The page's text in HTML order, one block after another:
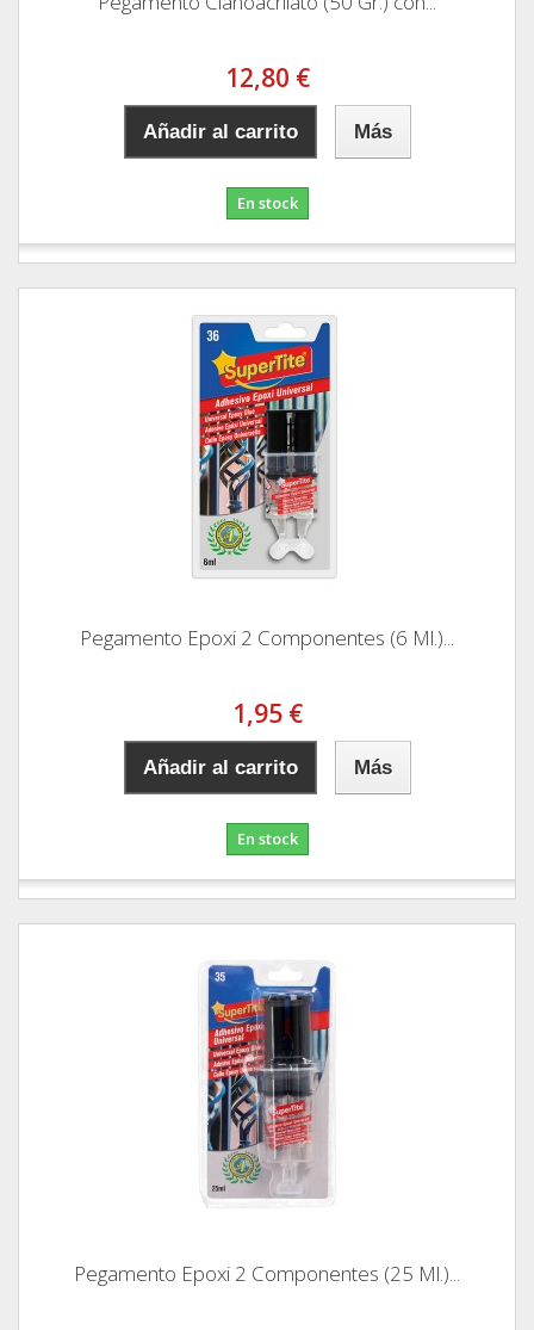
12,80 €
Añadir al carrito Más
En stock
Pegamento Epoxi 2 Componentes (6 Ml.)...
1,95 €
Añadir al carrito Más
En stock
Pegamento Epoxi 2 Componentes (25 Ml.)...